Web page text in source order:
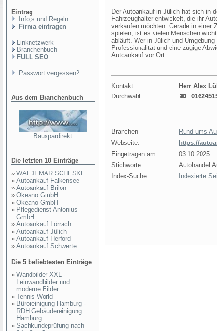
Eintrag
Info,s und Regeln
Firma eintragen
Linknetzwerk
Branchenbuch
FULL SEO
Passwort vergessen?
Aus dem Branchenbuch
Bauspardirekt
Die letzten 10 Einträge
» WALDEMAR SCHESKE
» Autoankauf Falkensee
» Autoankauf Brilon
» Okeano GmbH
» Okeano GmbH
» Pflegedienst Antonius
GmbH
» Autoankauf Lörrach
» Autoankauf Jülich
» Autoankauf Herford
» Autoankauf Schwerte
Die 5 beliebtesten Einträge
» Wandbilder XXL -
Leinwandbilder und
moderne Bilder
» Tennis-World
» Büroreinigung Hamburg -
RDH Gebäudereinigung
Hamburg
» Sachkundeprüfung nach
Der Autoankauf in Jülich hat sich in
Fahrzeughalter entwickelt, die ihr
verkaufen möchten. Gerade in einer
spielen, ist es vielen Menschen
abläuft. Wer in Jülich und
Professionalität und eine zügige
Autoankauf vor Ort.
Kontakt:
Herr Alex
Durchwahl:
Branchen:
Rund ums
Webseite:
https://
Eingetragen am:
03.10.2025
Stichworte:
Autohandel
Index-Suche:
Indexierte